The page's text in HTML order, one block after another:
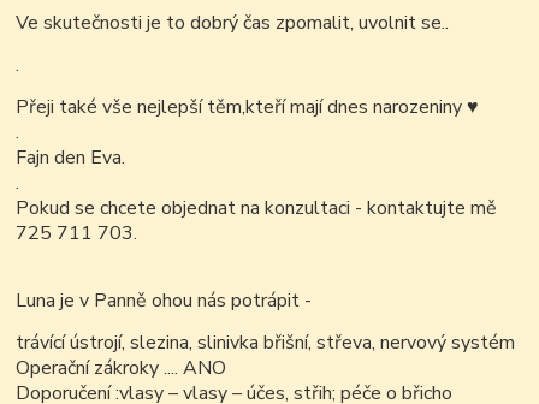
Ve skutečnosti je to dobrý čas zpomalit, uvolnit se..
.
Přeji také vše nejlepší těm,kteří mají dnes narozeniny♥
.
Fajn den Eva.
.
Pokud se chcete objednat na konzultaci - kontaktujte mě
725 711 703.
Luna je v Panně ohou nás potrápit -
trávící ústrojí, slezina, slinivka břišní, střeva, nervový systém
Operační zákroky .... ANO
Doporučení :vlasy – vlasy – účes, střih; péče o břicho